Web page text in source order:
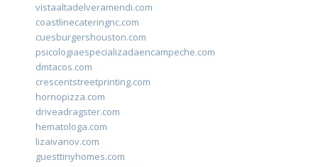
vistaaltadelveramendi.com
coastlinecateringnc.com
cuesburgershouston.com
psicologiaespecializadaencampeche.com
dmtacos.com
crescentstreetprinting.com
hornopizza.com
driveadragster.com
hematologa.com
lizaivanov.com
guesttinyhomes.com